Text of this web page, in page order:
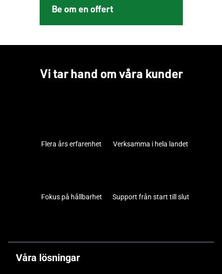
Be om en offert
Vi tar hand om våra kunder
Flera års erfarenhet Verksamma i hela landet
Fokus på hållbarhet Support från start till slut
Våra lösningar